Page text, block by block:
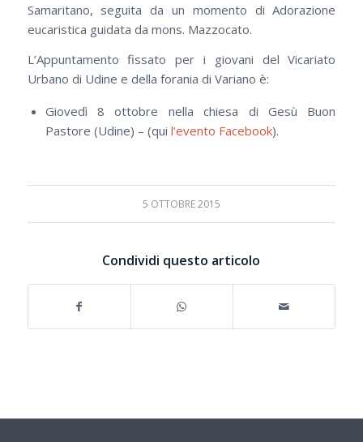
Samaritano, seguita da un momento di Adorazione
eucaristica guidata da mons. Mazzocato.
L’Appuntamento fissato per i giovani del Vicariato
Urbano di Udine e della forania di Variano è:
Giovedì 8 ottobre nella chiesa di Gesù Buon
Pastore (Udine) – (qui l’evento Facebook).
5 OTTOBRE 2015
Condividi questo articolo